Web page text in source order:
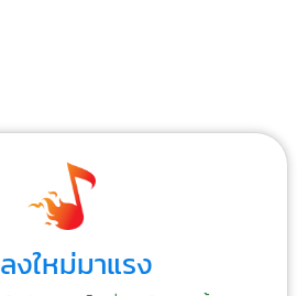
งใหม่มาแรง